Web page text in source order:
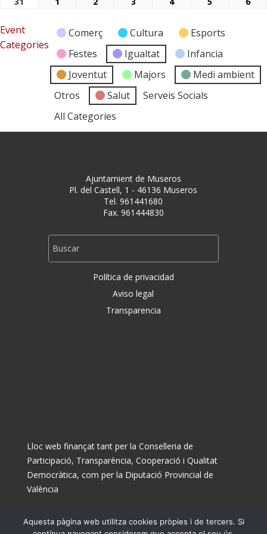
Event
Categories
Comerç Cultura
Esports
Festes
Igualtat
Infancia
Joventut
Majors
Medi ambient
Otros
Salut
Serveis Socials
All Categories
Ajuntamient de Museros
Pl. del Castell, 1 - 46136 Museros
Tel. 961441680
Fax. 961444830
Política de privacidad
Aviso legal
Transparencia
Lloc web finançat tant per la Conselleria de
Participació, Transparència, Cooperació i Qualitat
Democràtica, com per la Diputació Provincial de
València
Aquesta pàgina web utilitza cookies pròpies i de tercers. Si